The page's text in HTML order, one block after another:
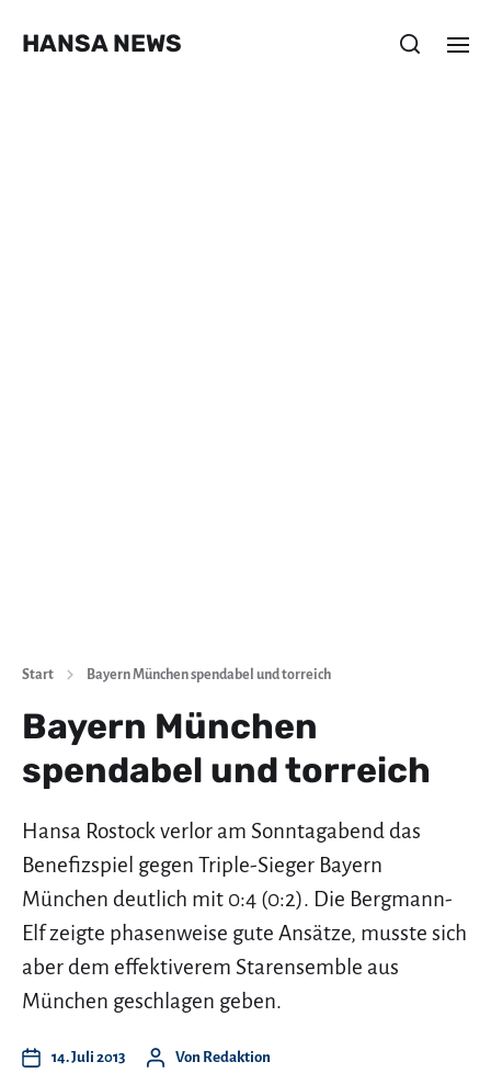
HANSA NEWS
Start Bayern München spendabel und torreich
Bayern München
spendabel und torreich
Hansa Rostock verlor am Sonntagabend das
Benefizspiel gegen Triple-Sieger Bayern
München deutlich mit 0:4 (0:2). Die Bergmann-
Elf zeigte phasenweise gute Ansätze, musste sich
aber dem effektiverem Starensemble aus
München geschlagen geben.
14. Juli 2013 Von Redaktion